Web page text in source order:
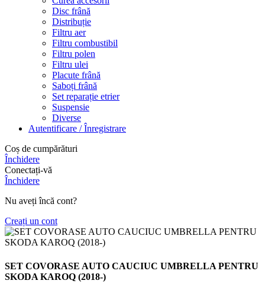
Disc frână
Distribuție
Filtru aer
Filtru combustibil
Filtru polen
Filtru ulei
Placute frână
Saboți frână
Set reparație etrier
Suspensie
Diverse
Autentificare / Înregistrare
Coș de cumpărături
Închidere
Conectați-vă
Închidere
Nu aveți încă cont?
Creați un cont
SET COVORASE AUTO CAUCIUC UMBRELLA PENTRU
SKODA KAROQ (2018-)